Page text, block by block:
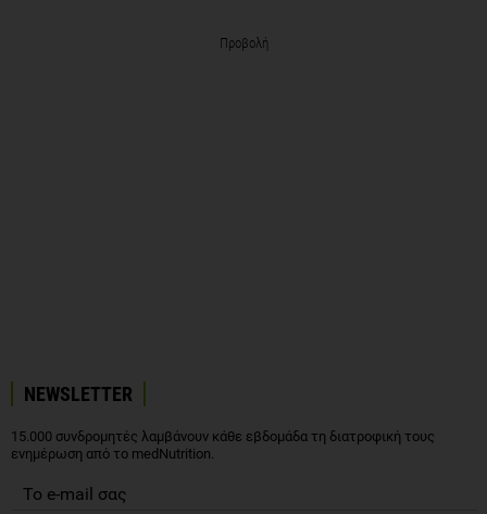
Προβολή
NEWSLETTER
15.000 συνδρομητές λαμβάνουν κάθε εβδομάδα τη διατροφική τους
ενημέρωση από το medNutrition.